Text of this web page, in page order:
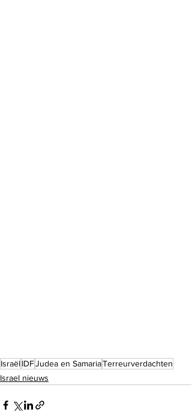
IsraëlIDFJudea en SamariaTerreurverdachten
Israel nieuws